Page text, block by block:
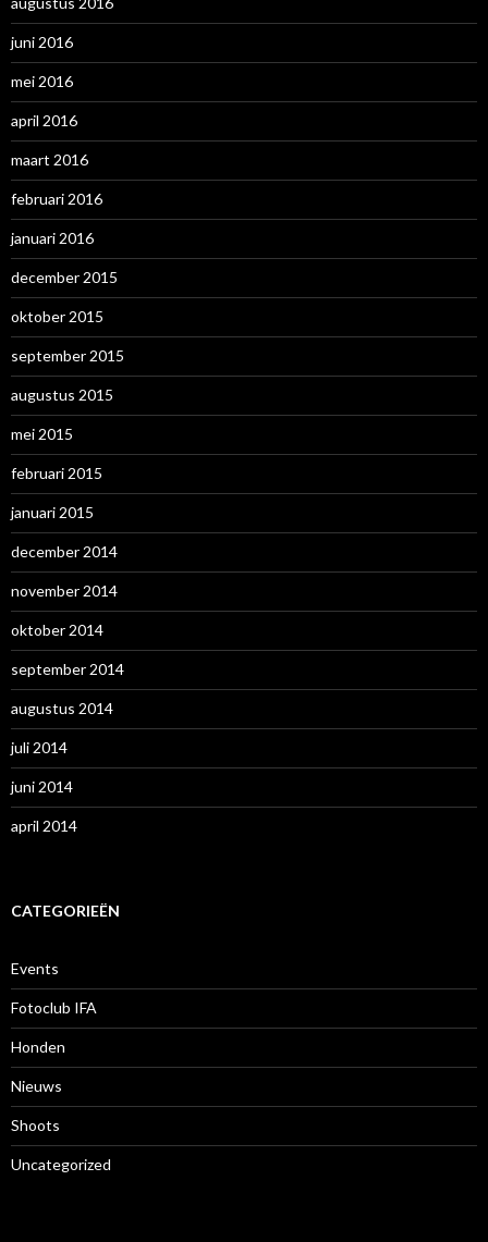
juni 2016
mei 2016
april 2016
maart 2016
februari 2016
januari 2016
december 2015
oktober 2015
september 2015
augustus 2015
mei 2015
februari 2015
januari 2015
december 2014
november 2014
oktober 2014
september 2014
augustus 2014
juli 2014
juni 2014
april 2014
CATEGORIEËN
Events
Fotoclub IFA
Honden
Nieuws
Shoots
Uncategorized